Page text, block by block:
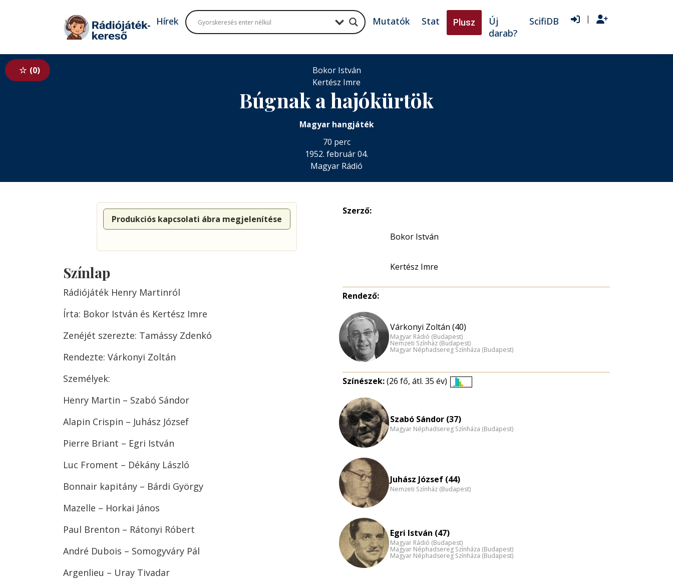
Tovább a tartalomhoz
Hírek Mutatók Stat Plusz
Új
darab?
ScifiDB |
0
Bokor István
Kertész Imre
Búgnak a hajókürtök
Magyar hangjáték
70 perc
1952. február 04.
Magyar Rádió
Produkciós kapcsolati ábra megjelenítése
Színlap
Rádiójáték Henry Martinról
Írta: Bokor István és Kertész Imre
Zenéjét szerezte: Tamássy Zdenkó
Rendezte: Várkonyi Zoltán
Személyek:
Henry Martin – Szabó Sándor
Alapin Crispin – Juhász József
Pierre Briant – Egri István
Luc Froment – Dékány László
Bonnair kapitány – Bárdi György
Mazelle – Horkai János
Paul Brenton – Rátonyi Róbert
André Dubois – Somogyváry Pál
Argenlieu – Uray Tivadar
Szerző:
Bokor István
Kertész Imre
Rendező:
Várkonyi Zoltán (40)
Magyar Rádió (Budapest)
Nemzeti Színház (Budapest)
Magyar Néphadsereg Színháza (Budapest)
Színészek:(26 fő, átl. 35 év)
nagyítása
Szabó Sándor (37)
Magyar Néphadsereg Színháza (Budapest)
Juhász József (44)
Nemzeti Színház (Budapest)
Egri István (47)
Magyar Rádió (Budapest)
Magyar Néphadsereg Színháza (Budapest)
Magyar Néphadsereg Színháza (Budapest)